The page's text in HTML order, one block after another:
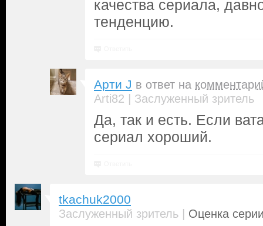
качества сериала,
тенденцию.
Арти J в ответ на
Arti82 | Заслуженный зритель
Да, так и есть. Если
сериал хороший.
tkachuk2000
Заслуженный зритель | Оценка